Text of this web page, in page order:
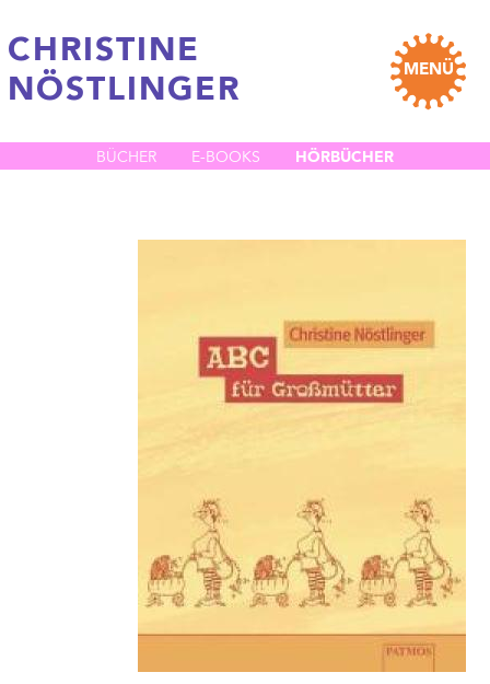
CHRISTINE
NÖSTLINGER
MENÜ
BÜCHER E-BOOKS HÖRBÜCHER